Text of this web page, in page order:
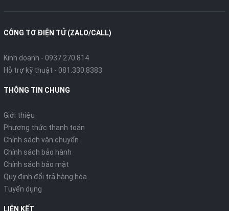
CÔNG TƠ ĐIỆN TỬ (ZALO/CALL)
Kinh doanh - 0937.270.814
Hỗ trợ kỹ thuật - 081.330.8383
THÔNG TIN CHUNG
Giới thiệu
Phương thức thanh toán
Chính sách vận chuyển
Chính sách bảo hành
Chính sách bảo mật
Quy định đổi trả hàng hóa
Tuyển dụng
LIÊN KẾT